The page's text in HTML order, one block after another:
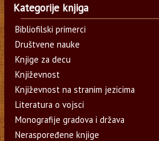
Kategorije knjiga
Bibliofilski primerci
Društvene nauke
Knjige za decu
Književnost
Književnost na stranim jezicima
Literatura o vojsci
Monografije gradova i država
Neraspoređene knjige